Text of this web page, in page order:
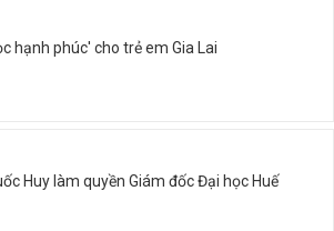
hạnh phúc' cho trẻ em Gia Lai
Huy làm quyền Giám đốc Đại học Huế